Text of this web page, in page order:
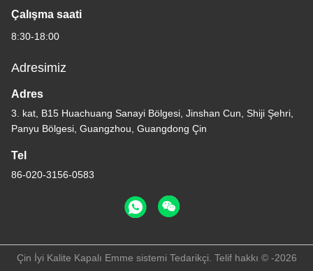
Çalışma saati
8:30-18:00
Adresimiz
Adres
3. kat, B15 Huachuang Sanayi Bölgesi, Jinshan Cun, Shiji Şehri,
Panyu Bölgesi, Guangzhou, Guangdong Çin
Tel
86-020-3156-0583
Çin İyi Kalite Kapalı Emme sistemi Tedarikçi. Telif hakkı © -2026
Good day, what product are you looking for?